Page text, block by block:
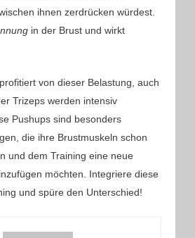
ihnen zerdrücken würdest.
in der Brust und wirkt
von dieser Belastung, auch
Trizeps werden intensiv
Pushups sind besonders
die ihre Brustmuskeln schon
und dem Training eine neue
möchten. Integriere diese
und spüre den Unterschied!